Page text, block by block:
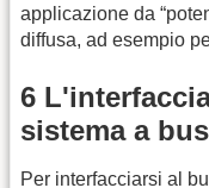
applicazione da
diffusa, ad esempio
6
sistema a bus
Per interfacciarsi al